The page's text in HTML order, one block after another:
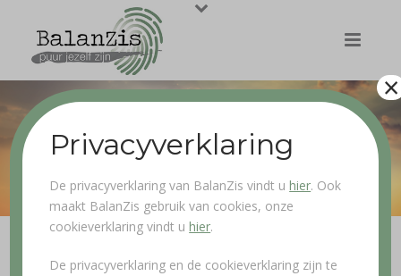
Privacyverklaring
De privacyverklaring van BalanZis vindt uhier. Ook
maakt BalanZis gebruik van cookies, onze
cookieverklaring vindt uhier.
De privacyverklaring en de cookieverklaring zijn te
×